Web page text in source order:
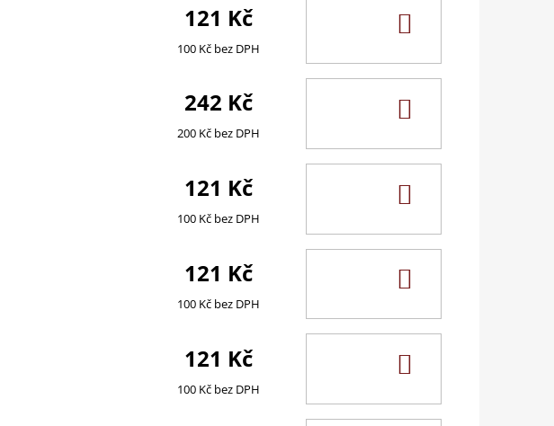
121 Kč
100 Kč bez DPH
242 Kč
200 Kč bez DPH
121 Kč
100 Kč bez DPH
121 Kč
100 Kč bez DPH
121 Kč
100 Kč bez DPH